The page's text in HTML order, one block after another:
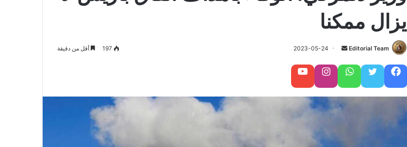
يزال ممكنا
Editorial Team
س
ل
ر
2023-05-24
197 أقل من دقيقة
فيسبوك تويتر واتساب تابعنا على إنستغرام تابعنا على يوتيوب